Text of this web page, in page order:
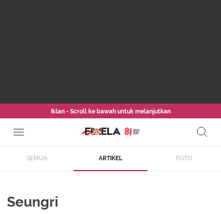
Iklan - Scroll ke bawah untuk melanjutkan
SEMUA ARTIKEL FOTO
Seungri